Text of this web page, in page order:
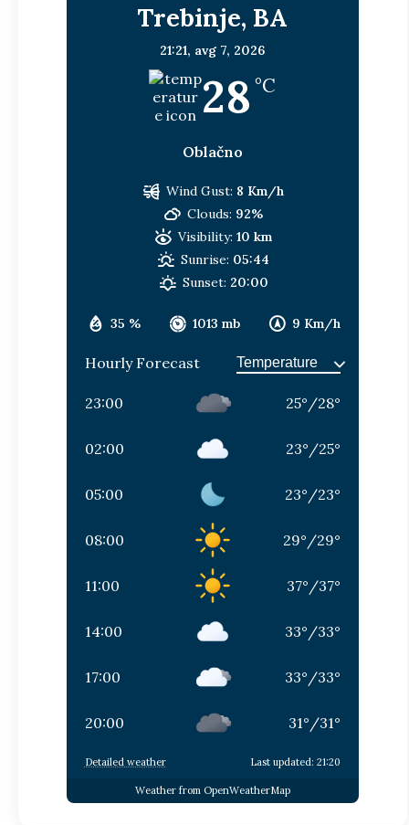
Trebinje, BA
21:21, avg 7, 2026
28 °C
Oblačno
35 % 1013 mb 9 Km/h
Wind Gust: 8 Km/h
Clouds: 92%
Visibility: 10 km
Sunrise: 05:44
Sunset: 20:00
Hourly Forecast
23:00 25° /28°
02:00 23° /25°
05:00 23° /23°
08:00 29° /29°
11:00 37° /37°
14:00 33° /33°
17:00 33° /33°
20:00 31° /31°
Detailed weather Last updated: 21:20
Weather from OpenWeatherMap